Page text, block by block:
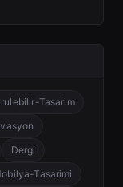
Tasarim
Dergi
Tasarimi